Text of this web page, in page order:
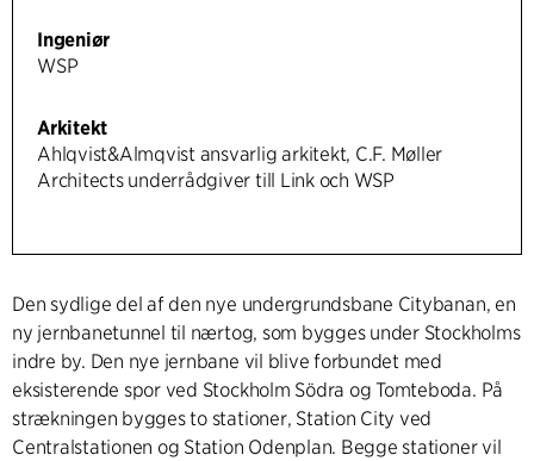
Ingeniør
WSP
Arkitekt
Ahlqvist&Almqvist ansvarlig arkitekt, C.F. Møller
Architects underrådgiver till Link och WSP
Den sydlige del af den nye undergrundsbane Citybanan, en
ny jernbanetunnel til nærtog, som bygges under Stockholms
indre by. Den nye jernbane vil blive forbundet med
eksisterende spor ved Stockholm Södra og Tomteboda. På
strækningen bygges to stationer, Station City ved
Centralstationen og Station Odenplan. Begge stationer vil